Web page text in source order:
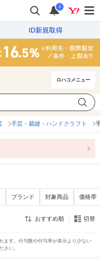
i
ID新規取得
ロハコメニュー
価格帯
手芸・裁縫・ハンドクラフト
ブランド 対象商品 価格帯
おすすめ順 切替
ます。付与数や付与率が表示より少ない
さい。